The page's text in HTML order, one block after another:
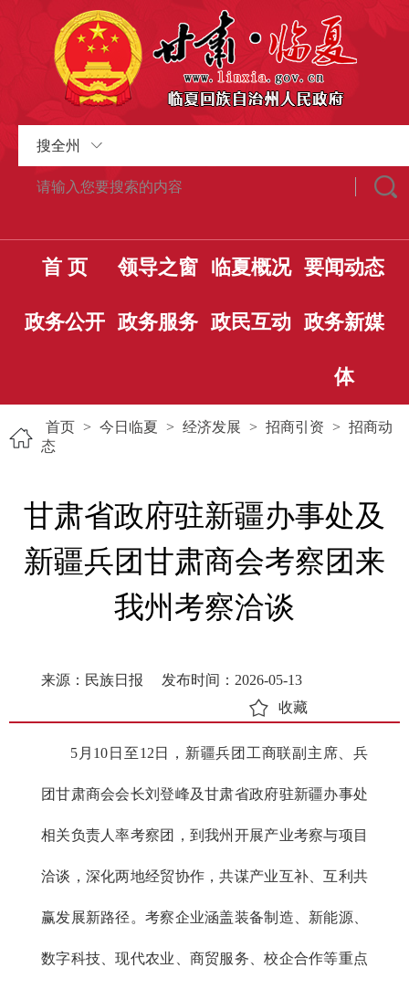
搜全州
首 页 领导之窗 临夏概况 要闻动态
政务公开 政务服务 政民互动 政务新媒
体
首页 > 今日临夏 > 经济发展 > 招商引资 > 招商动
态
甘肃省政府驻新疆办事处及
新疆兵团甘肃商会考察团来
我州考察洽谈
来源：民族日报
发布时间：2026-05-13
收藏
5月10日至12日，新疆兵团工商联副主席、兵
团甘肃商会会长刘登峰及甘肃省政府驻新疆办事处
相关负责人率考察团，到我州开展产业考察与项目
洽谈，深化两地经贸协作，共谋产业互补、互利共
赢发展新路径。考察企业涵盖装备制造、新能源、
数字科技、现代农业、商贸服务、校企合作等重点